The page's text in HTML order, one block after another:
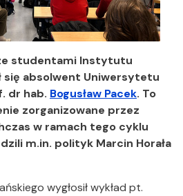
studentami Instytutu
się absolwent Uniwersytetu
dr hab. Bogusław Pacek. To
zorganizowane przez
w ramach tego cyklu
m.in. polityk Marcin Horała
wygłosił wykład pt.